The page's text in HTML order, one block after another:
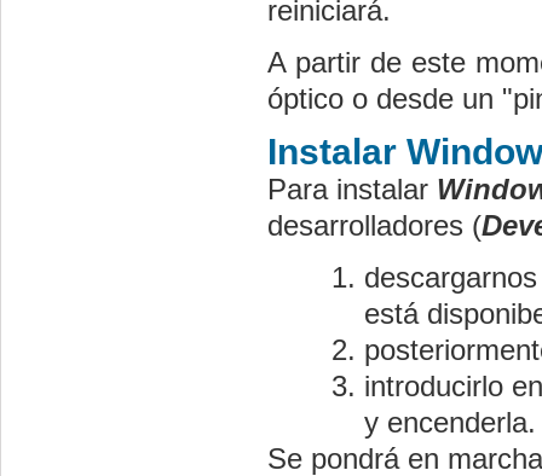
reiniciará.
A partir de este
óptico o desde un
Instalar
Para instalar
desarrolladores (
está
introducirlo
y encenderla.
Se pondrá en